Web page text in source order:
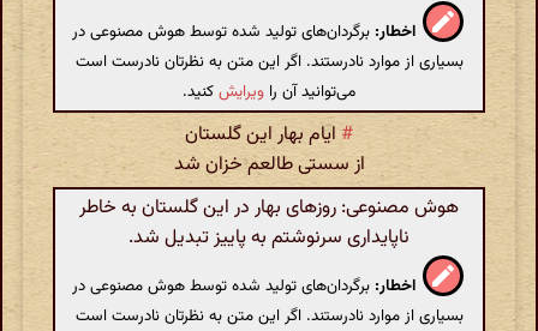
اخطار: برگردان‌های تولید شده توسط هوش مصنوعی در
بسیاری از موارد نادرستند. اگر این متن به نظرتان نادرست است
می‌توانید آن را ویرایشکنید.
# ایام بهار این گلستان
از سستی طالعم خزان شد
هوش مصنوعی: روزهای بهار در این گلستان به خاطر
ناپایداری سرنوشتم به پاییز تبدیل شد.
اخطار: برگردان‌های تولید شده توسط هوش مصنوعی در
بسیاری از موارد نادرستند. اگر این متن به نظرتان نادرست است